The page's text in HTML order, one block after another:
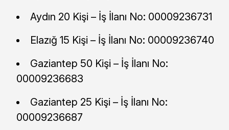
Aydın 20 Kişi – İş İlanı No: 00009236731
Elazığ 15 Kişi – İş İlanı No: 00009236740
Gaziantep 50 Kişi – İş İlanı No:
00009236683
Gaziantep 25 Kişi – İş İlanı No:
00009236687